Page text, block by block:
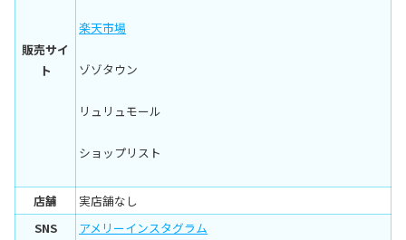
販売サイ
ト
楽天市場
ゾゾタウン
リュリュモール
ショップリスト
店舗
実店舗なし
SNS
アメリーインスタグラム